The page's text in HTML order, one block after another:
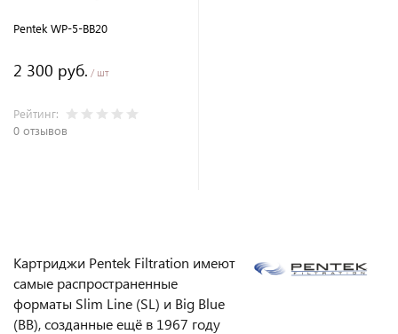
Картриджи Pentek Filtration имеют
самые распространенные
форматы Slim Line (SL) и Big Blue
(BB), созданные ещё в 1967 году
Pentek WP-5-BB20
2 300 руб. / шт
Рейтинг:
0 отзывов